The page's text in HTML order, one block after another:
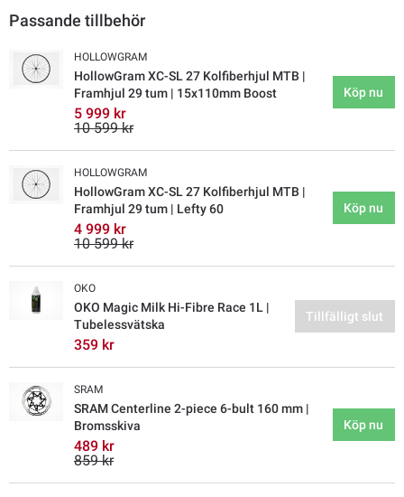
Passande tillbehör
HOLLOWGRAM
HollowGram XC-SL 27 Kolfiberhjul MTB |
Framhjul 29 tum | 15x110mm Boost
5 999 kr
10 599 kr
Köp nu
HOLLOWGRAM
HollowGram XC-SL 27 Kolfiberhjul MTB |
Framhjul 29 tum | Lefty 60
4 999 kr
10 599 kr
Köp nu
OKO
OKO Magic Milk Hi-Fibre Race 1L |
Tubelessvätska
359 kr
Tillfälligt slut
SRAM
SRAM Centerline 2-piece 6-bult 160 mm |
Bromsskiva
489 kr
859 kr
Köp nu